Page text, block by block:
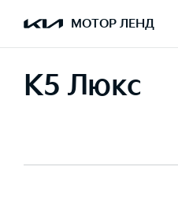
МОТОР ЛЕНД
K5 Люкс